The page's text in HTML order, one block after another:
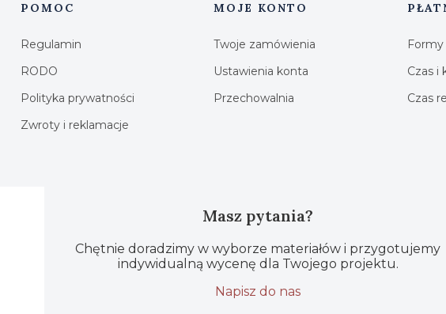
Linki w stopce
POMOC
Regulamin
RODO
Polityka prywatności
Zwroty i reklamacje
MOJE KONTO
Twoje zamówienia
Ustawienia konta
Przechowalnia
Formy
Czas i
Czas
Masz pytania?
Chętnie doradzimy w wyborze materiałów i przygotujemy
indywidualną wycenę dla Twojego projektu.
Napisz do nas